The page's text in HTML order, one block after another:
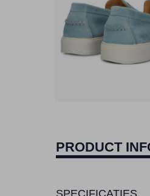
PRODUCT
SPECIFICATIES